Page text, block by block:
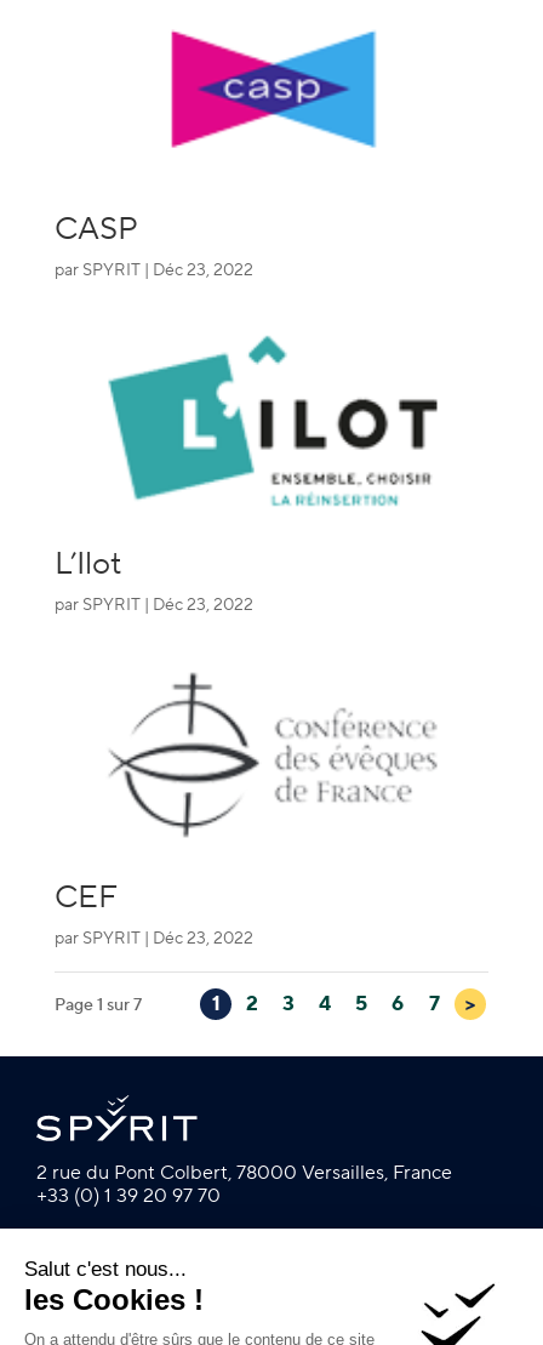
CASP
par SPYRIT| Déc 23, 2022
L’Ilot
par SPYRIT| Déc 23, 2022
CEF
par SPYRIT| Déc 23, 2022
Page 1 sur 7 1 2 3 4 5 6 7 >
2 rue du Pont Colbert, 78000 Versailles, France
+33 (0) 1 39 20 97 70
© 2003-2023 –mentions légales
données personnelles